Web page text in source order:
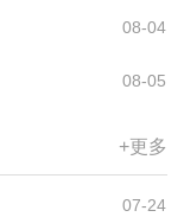
08-04
08-05
+更多
07-24